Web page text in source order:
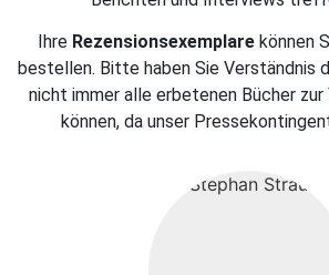
Ihre Rezensionsexemplarekönnen
bestellen. Bitte haben Sie Verständnis
nicht immer alle erbetenen Bücher
können, da unser